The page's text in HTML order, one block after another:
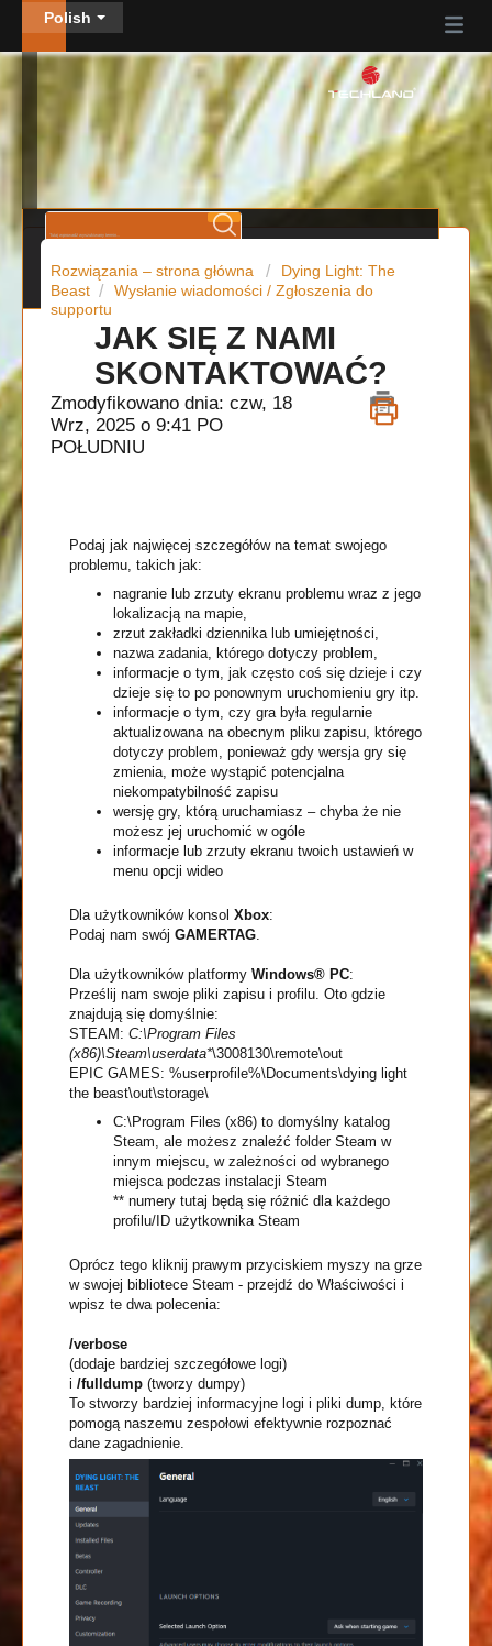
Polish
Rozwiązania – strona główna
Dying Light: The
Beast
Wysłanie wiadomości / Zgłoszenia do
supportu
JAK SIĘ Z NAMI
SKONTAKTOWAĆ?
Zmodyfikowano dnia: czw, 18
Wrz, 2025 o 9:41 PO
POŁUDNIU
Podaj jak najwięcej szczegółów na temat swojego
problemu, takich jak:
nagranie lub zrzuty ekranu problemu wraz z jego
lokalizacją na mapie,
zrzut zakładki dziennika lub umiejętności,
nazwa zadania, którego dotyczy problem,
informacje o tym, jak często coś się dzieje i czy
dzieje się to po ponownym uruchomieniu gry itp.
informacje o tym, czy gra była regularnie
aktualizowana na obecnym pliku zapisu, którego
dotyczy problem, ponieważ gdy wersja gry się
zmienia, może wystąpić potencjalna
niekompatybilność zapisu
wersję gry, którą uruchamiasz – chyba że nie
możesz jej uruchomić w ogóle
informacje lub zrzuty ekranu twoich ustawień w
menu opcji wideo
Dla użytkowników konsol Xbox:
Podaj nam swój GAMERTAG.
Dla użytkowników platformy Windows® PC:
Prześlij nam swoje pliki zapisu i profilu. Oto gdzie
znajdują się domyślnie:
STEAM: C:\Program Files
(x86)\Steam\userdata*\3008130\remote\out
EPIC GAMES: %userprofile%\Documents\dying light
the beast\out\storage\
C:\Program Files (x86) to domyślny katalog
Steam, ale możesz znaleźć folder Steam w
innym miejscu, w zależności od wybranego
miejsca podczas instalacji Steam
** numery tutaj będą się różnić dla każdego
profilu/ID użytkownika Steam
Oprócz tego kliknij prawym przyciskiem myszy na grze
w swojej bibliotece Steam - przejdź do Właściwości i
wpisz te dwa polecenia:
/verbose
(dodaje bardziej szczegółowe logi)
i /fulldump(tworzy dumpy)
To stworzy bardziej informacyjne logi i pliki dump, które
pomogą naszemu zespołowi efektywnie rozpoznać
dane zagadnienie.